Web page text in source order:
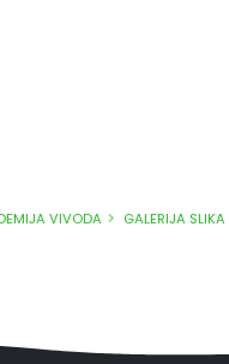
VIVODA GALERIJA SLIKA